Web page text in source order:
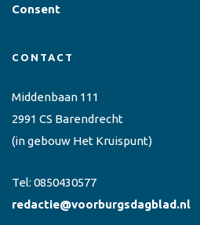
Consent
CONTACT
Middenbaan 111
2991 CS Barendrecht
(in gebouw Het Kruispunt)
Tel: 0850430577
redactie@voorburgsdagblad.nl